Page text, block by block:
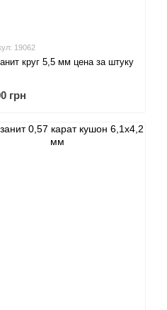
19062
круг 5,5 мм цена за штуку
грн